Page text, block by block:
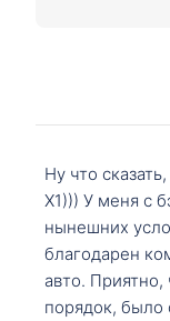
Ну что
X1))) У меня с
нынешних
благодарен
авто.
порядок, было